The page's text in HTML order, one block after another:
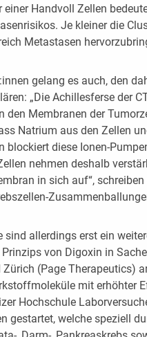
einer Handvoll Zellen
Je kleiner die
Metastasen
gelang es auch, den
„Die Achillesferse der
den Membranen der
Natrium aus den Zellen
blockiert diese Ionen-
nehmen deshalb
in sich auf“,
sind allerdings erst ein
von Digoxin in
Zürich (Page Therapeutics)
mit erhöhter
Hochschule
gestartet, welche speziell